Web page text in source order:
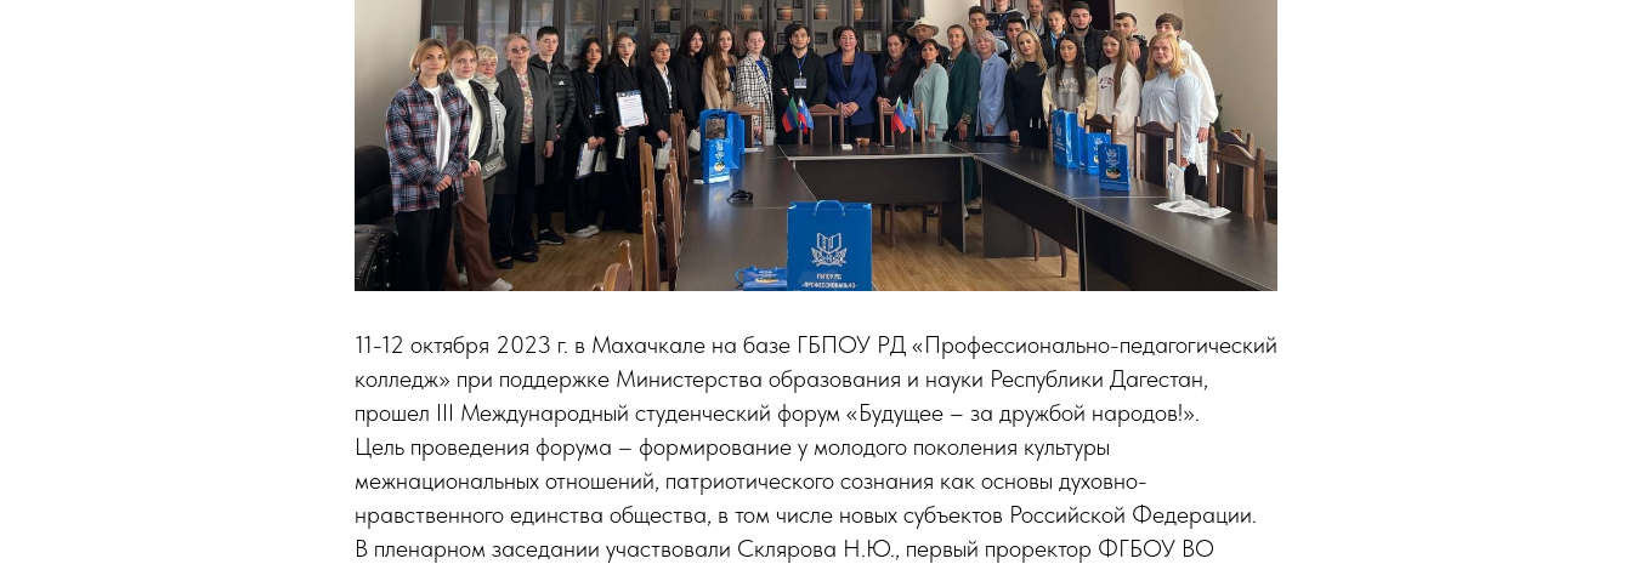
11-12 октября 2023 г. в Махачкале на базе ГБПОУ РД «Профессионально-педагогический
колледж» при поддержке Министерства образования и науки Республики Дагестан,
прошел III Международный студенческий форум «Будущее – за дружбой народов!».
Цель проведения форума – формирование у молодого поколения культуры
межнациональных отношений, патриотического сознания как основы духовно-
нравственного единства общества, в том числе новых субъектов Российской Федерации.
В пленарном заседании участвовали Склярова Н.Ю., первый проректор ФГБОУ ВО